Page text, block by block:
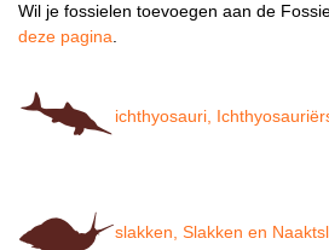
Wil je fossielen toevoegen aan de
deze pagina.
ichthyosauri,
slakken, Slakken en